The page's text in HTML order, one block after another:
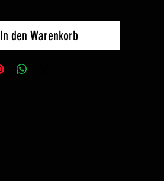
In den Warenkorb